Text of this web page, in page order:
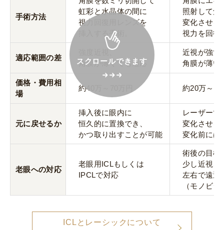
手術方法
虹彩と水晶体の間に
視力回復用レンズを
挿入する手術。
照射して角
変化させる
視力を回復
適応範囲の差
強度近視、
角膜が薄くても適応
近視が強す
角膜が薄い
価格・費用相
場
約40万～70万円 約20万～46
元に戻せるか
挿入後に眼内に
恒久的に置換でき、
かつ取り出すことが可能
レーザーで
変化させる
変化前には
老眼への対応
老眼用ICLもしくは
IPCLで対応
術後の目標
少し近視を
左右で遠近
（モノビ
スクロールできます
ICLとレーシックについて
最初にお支払いいただくレンズ代金により月々
のお支払い金額は変わります。
分割のお支払いには審査が必要です。
分割ローンのお支払いには別途手数料がかかり
ます。
こちらはシミュレーション例となります。詳し
くはクリニックにお問い合わせください。
大阪 梅田（本院） 福岡 天神
CLOSE
神戸 三宮 福岡 天神
福岡 飯塚